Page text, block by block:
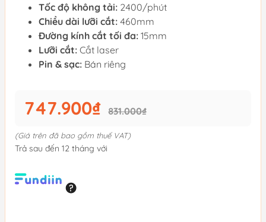
Tốc độ không tải: 2400/phút
Chiều dài lưỡi cắt: 460mm
Đường kính cắt tối đa: 15mm
Lưỡi cắt: Cắt laser
Pin & sạc: Bán riêng
747.900₫ 831.000₫
(Giá trên đã bao gồm thuế VAT)
Trả sau đến 12 tháng với